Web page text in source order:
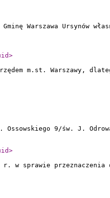
Warszawa Ursynów
>
m.st. Warszawy,
Ossowskiego 9/św. J.
>
r. w sprawie